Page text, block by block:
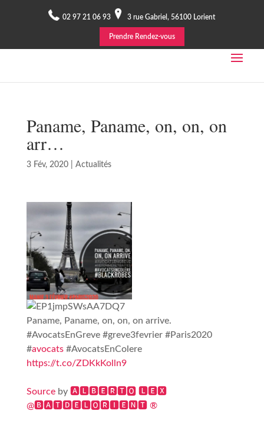
02 97 21 06 93 3 rue Gabriel, 56100 Lorient
Prendre Rendez-vous
Paname, Paname, on, on, on
arr…
3 Fév, 2020| Actualités
Paname, Paname, on, on, on arrive.
#AvocatsEnGreve #greve3fevrier #Paris2020
#avocats#AvocatsEnColere
https://t.co/ZDKkKolln9
Sourceby 🅰🅻🅱🅴🆁🆃🅾 🅻🅴🆇
@🅱🅰🆃🅳🅴🅻🅾🆁🅸🅴🅽🆃 ®